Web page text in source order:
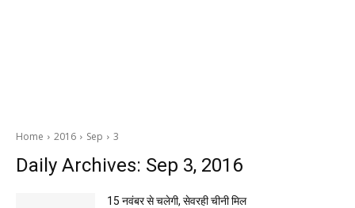
Home 2016 Sep 3
Daily Archives: Sep 3, 2016
15 नवंबर से चलेगी, सेवरही चीनी मिल